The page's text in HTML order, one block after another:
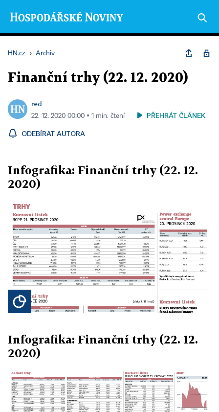
HN.cz › Archiv
Finanční trhy (22. 12. 2020)
red
22. 12. 2020 00:00 ▪ 1 min. čtení PŘEHRÁT ČLÁNEK
ODEBÍRAT AUTORA
Infografika: Finanční trhy (22. 12.
2020)
Infografika: Finanční trhy (22. 12.
2020)